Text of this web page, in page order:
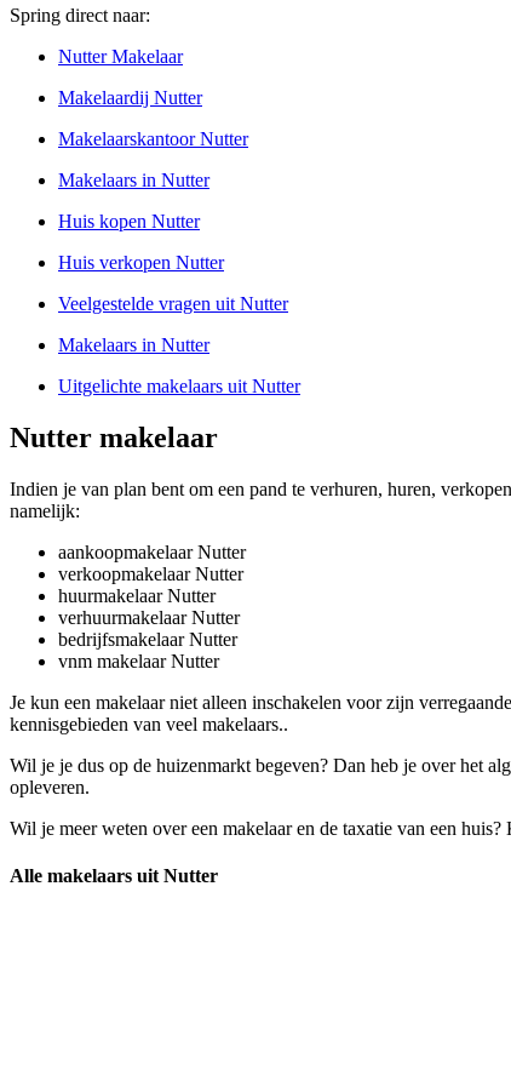
Spring direct naar:
Nutter Makelaar
Makelaardij Nutter
Makelaarskantoor Nutter
Makelaars in Nutter
Huis kopen Nutter
Huis verkopen Nutter
Veelgestelde vragen uit Nutter
Makelaars in Nutter
Uitgelichte makelaars uit Nutter
Nutter makelaar
Indien je van plan bent om een pand te verhuren, huren,
namelijk:
aankoopmakelaar Nutter
verkoopmakelaar Nutter
huurmakelaar Nutter
verhuurmakelaar Nutter
bedrijfsmakelaar Nutter
vnm makelaar Nutter
Je kun een makelaar niet alleen inschakelen voor zijn
kennisgebieden van veel makelaars..
Wil je je dus op de huizenmarkt begeven? Dan heb je over het
opleveren.
Wil je meer weten over een makelaar en de taxatie van een
Alle makelaars uit Nutter